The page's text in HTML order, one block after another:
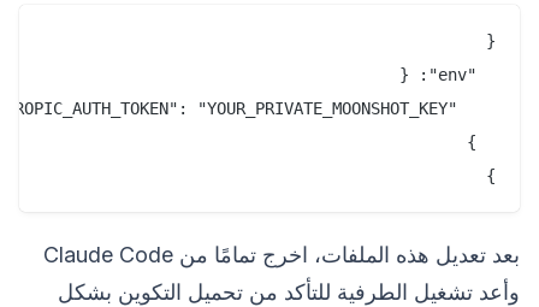
}
بعد تعديل هذه الملفات، اخرج تمامًا من Claude Code
وأعد تشغيل الطرفية للتأكد من تحميل التكوين بشكل